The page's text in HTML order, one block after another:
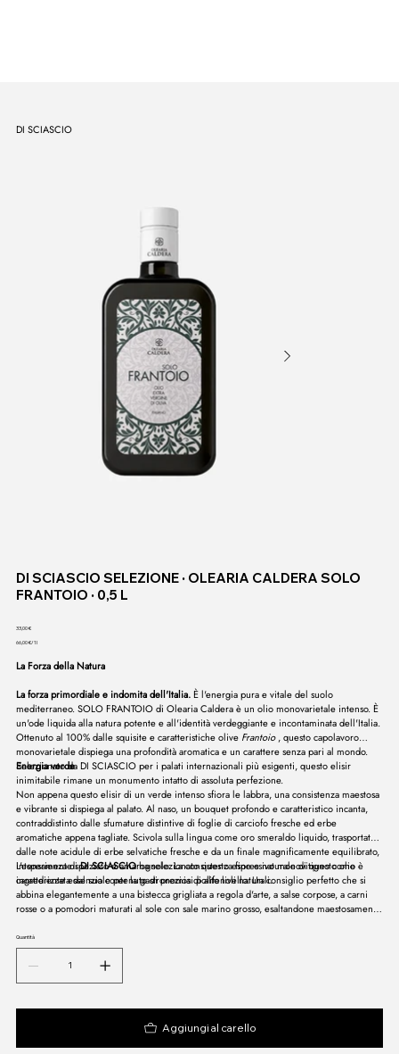
DI SCIASCIO
DI SCIASCIO SELEZIONE ∙ OLEARIA CALDERA SOLO
FRANTOIO ∙ 0,5 L
Prezzo
33,00 €
66,00 €
1
litro
66,00 €/1l
La Forza della Natura
La forza primordiale e indomita dell'Italia.È l'energia pura e vitale del suolo
mediterraneo. SOLO FRANTOIO di Olearia Caldera è un olio monovarietale intenso. È
un'ode liquida alla natura potente e all'identità verdeggiante e incontaminata dell'Italia.
Ottenuto al 100% dalle squisite e caratteristiche olive Frantoio, questo capolavoro
monovarietale dispiega una profondità aromatica e un carattere senza pari al mondo.
Selezionato da DI SCIASCIO per i palati internazionali più esigenti, questo elisir
inimitabile rimane un monumento intatto di assoluta perfezione.
Energia verde
Non appena questo elisir di un verde intenso sfiora le labbra, una consistenza maestosa
e vibrante si dispiega al palato. Al naso, un bouquet profondo e caratteristico incanta,
contraddistinto dalle sfumature distintive di foglie di carciofo fresche ed erbe
aromatiche appena tagliate. Scivola sulla lingua come oro smeraldo liquido, trasportato
dalle note acidule di erbe selvatiche fresche e da un finale magnificamente equilibrato,
intensamente speziato e amarognolo. La consistenza fine e naturale di questo olio è
caratterizzata dal suo contenuto di preziosi polifenoli naturali.
L'esperienza diDI SCIASCIOha selezionato questo espressivo monovitigno come
ingrediente essenziale per la gastronomia di alto livello. Un consiglio perfetto che si
abbina elegantemente a una bistecca grigliata a regola d'arte, a salse corpose, a carni
rosse o a pomodori maturati al sole con sale marino grosso, esaltandone maestosamente
Quantità
Aggiungi al carello